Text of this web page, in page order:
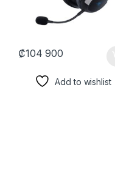
₡104 900
Add to wishlist